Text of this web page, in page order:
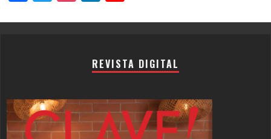
REVISTA DIGITAL